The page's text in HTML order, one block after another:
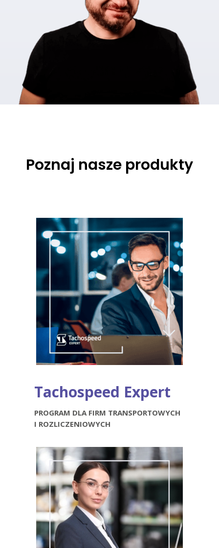
Poznaj nasze produkty
Tachospeed Expert
PROGRAM DLA FIRM TRANSPORTOWYCH
I ROZLICZENIOWYCH